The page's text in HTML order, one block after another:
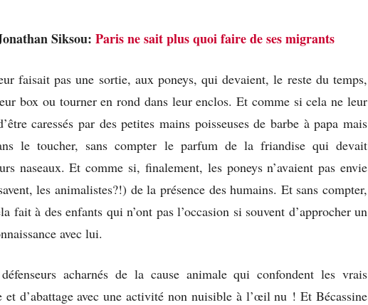
Siksou: Paris ne sait plus quoi faire de ses migrants
faisait pas une sortie, aux poneys, qui devaient, le reste du temps,
box ou tourner en rond dans leur enclos. Et comme si cela ne leur
caressés par des petites mains poisseuses de barbe à papa mais
le toucher, sans compter le parfum de la friandise qui devait
naseaux. Et comme si, finalement, les poneys n’avaient pas envie
les animalistes?!) de la présence des humains. Et sans compter,
fait à des enfants qui n’ont pas l’occasion si souvent d’approcher un
avec lui.
acharnés de la cause animale qui confondent les vrais
et d’abattage avec une activité non nuisible à l’œil nu ! Et Bécassine